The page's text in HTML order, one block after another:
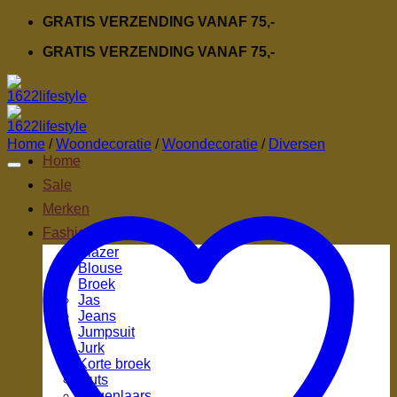
inhoud
GRATIS VERZENDING VANAF 75,-
GRATIS VERZENDING VANAF 75,-
Home
Sale
Merken
Fashion
Blazer
Blouse
Broek
Jas
Jeans
Jumpsuit
Jurk
Korte broek
Muts
Home / Woondecoratie / Woondecoratie / Diversen